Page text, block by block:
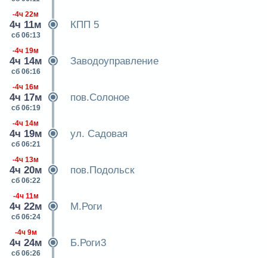
-4ч 22м
4ч 11м
сб 06:13
КПП 5
-4ч 19м
4ч 14м
сб 06:16
Заводоуправление
-4ч 16м
4ч 17м
сб 06:19
пов.Солоное
-4ч 14м
4ч 19м
сб 06:21
ул. Садовая
-4ч 13м
4ч 20м
сб 06:22
пов.Подольск
-4ч 11м
4ч 22м
сб 06:24
М.Роги
-4ч 9м
4ч 24м
сб 06:26
Б.Роги3